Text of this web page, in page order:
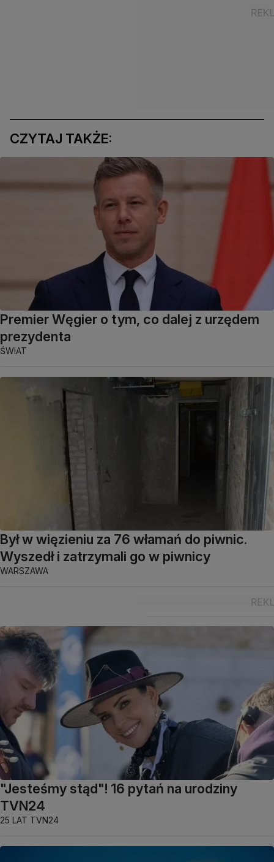
CZYTAJ TAKŻE:
Premier Węgier o tym, co dalej z urzędem
prezydenta
ŚWIAT
Był w więzieniu za 76 włamań do piwnic.
Wyszedł i zatrzymali go w piwnicy
WARSZAWA
"Jesteśmy stąd"! 16 pytań na urodziny
TVN24
25 LAT TVN24